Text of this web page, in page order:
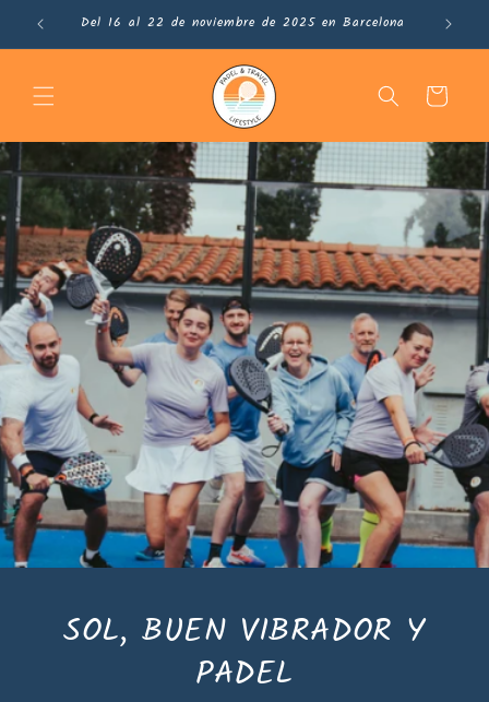
directamenteDel 16 al 22 de noviembre de 2025 en Barcelona
Carrito
SOL, BUEN VIBRADOR Y
PADEL